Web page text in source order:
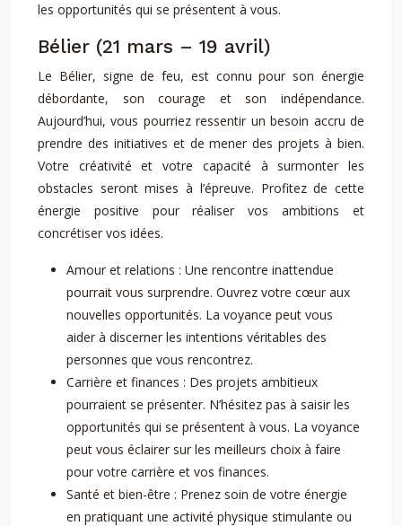
les opportunités qui se présentent à vous.
Bélier (21 mars – 19 avril)
Le Bélier, signe de feu, est connu pour son énergie
débordante, son courage et son indépendance.
Aujourd’hui, vous pourriez ressentir un besoin accru de
prendre des initiatives et de mener des projets à bien.
Votre créativité et votre capacité à surmonter les
obstacles seront mises à l’épreuve. Profitez de cette
énergie positive pour réaliser vos ambitions et
concrétiser vos idées.
Amour et relations : Une rencontre inattendue
pourrait vous surprendre. Ouvrez votre cœur aux
nouvelles opportunités. La voyance peut vous
aider à discerner les intentions véritables des
personnes que vous rencontrez.
Carrière et finances : Des projets ambitieux
pourraient se présenter. N’hésitez pas à saisir les
opportunités qui se présentent à vous. La voyance
peut vous éclairer sur les meilleurs choix à faire
pour votre carrière et vos finances.
Santé et bien-être : Prenez soin de votre énergie
en pratiquant une activité physique stimulante ou